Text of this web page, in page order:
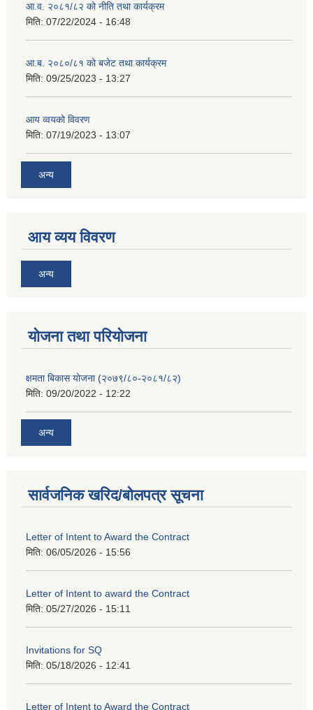
आ.व. २०८१/८२ को नीति तथा कार्यक्रम
मिति: 07/22/2024 - 16:48
आ.ब. २०८०/८१ को बजेट तथा कार्यक्रम
मिति: 09/25/2023 - 13:27
आय व्वयको विवरण
मिति: 07/19/2023 - 13:07
अन्य
आय व्यय विवरण
अन्य
याेजना तथा परियाेजना
क्षमता बिकास योजना (२०७९/८०-२०८१/८२)
मिति: 09/20/2022 - 12:22
अन्य
सार्वजनिक खरिद/बोलपत्र सूचना
Letter of Intent to Award the Contract
मिति: 06/05/2026 - 15:56
Letter of Intent to award the Contract
मिति: 05/27/2026 - 15:11
Invitations for SQ
मिति: 05/18/2026 - 12:41
Letter of Intent to Award the Contract